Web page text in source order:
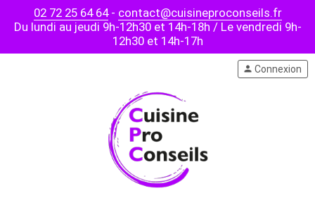
02 72 25 64 64- contact@cuisineproconseils.fr
Du lundi au jeudi 9h-12h30 et 14h-18h / Le vendredi 9h-
12h30 et 14h-17h
person Connexion